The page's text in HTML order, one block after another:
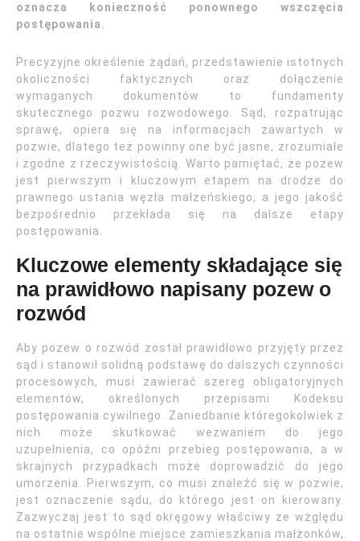
oznacza konieczność ponownego wszczęcia
postępowania.
Precyzyjne określenie żądań, przedstawienie istotnych
okoliczności faktycznych oraz dołączenie
wymaganych dokumentów to fundamenty
skutecznego pozwu rozwodowego. Sąd, rozpatrując
sprawę, opiera się na informacjach zawartych w
pozwie, dlatego też powinny one być jasne, zrozumiałe
i zgodne z rzeczywistością. Warto pamiętać, że pozew
jest pierwszym i kluczowym etapem na drodze do
prawnego ustania węzła małżeńskiego, a jego jakość
bezpośrednio przekłada się na dalsze etapy
postępowania.
Kluczowe elementy składające się
na prawidłowo napisany pozew o
rozwód
Aby pozew o rozwód został prawidłowo przyjęty przez
sąd i stanowił solidną podstawę do dalszych czynności
procesowych, musi zawierać szereg obligatoryjnych
elementów, określonych przepisami Kodeksu
postępowania cywilnego. Zaniedbanie któregokolwiek z
nich może skutkować wezwaniem do jego
uzupełnienia, co opóźni przebieg postępowania, a w
skrajnych przypadkach może doprowadzić do jego
umorzenia. Pierwszym, co musi znaleźć się w pozwie,
jest oznaczenie sądu, do którego jest on kierowany.
Zazwyczaj jest to sąd okręgowy właściwy ze względu
na ostatnie wspólne miejsce zamieszkania małżonków,